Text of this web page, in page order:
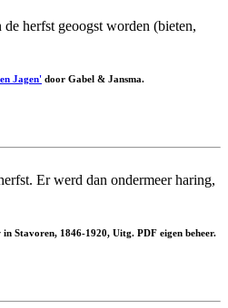
herfst geoogst worden (bieten,
Jagen' door Gabel & Jansma.
Er werd dan ondermeer haring,
Stavoren, 1846-1920, Uitg. PDF eigen beheer.